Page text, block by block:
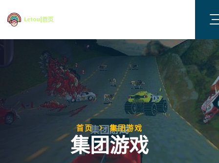
首页 集团游戏
集团游戏